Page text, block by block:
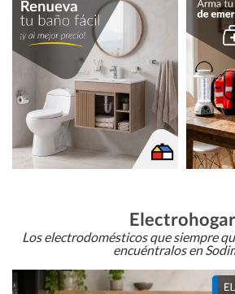
Electrohogar
Los electrodomésticos que siempre
encuéntralos en